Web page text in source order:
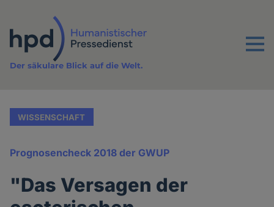
Inhalt
Menu
Der säkulare Blick auf die Welt.
WISSENSCHAFT
Prognosencheck 2018 der GWUP
"Das Versagen der